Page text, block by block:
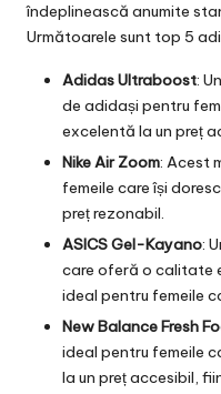
îndeplinească anumite
Următoarele sunt top 5
Adidas Ultraboost:
de adidași pentru
excelentă la un preț
Nike Air Zoom: Acest
femeile care își
preț rezonabil.
ASICS Gel-Kayano:
care oferă o calitate
ideal pentru femeile
New Balance Fresh
ideal pentru femeile
la un preț accesibil,